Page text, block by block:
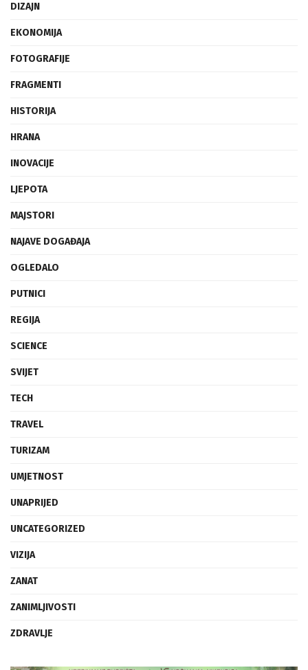
DIZAJN
EKONOMIJA
FOTOGRAFIJE
FRAGMENTI
HISTORIJA
HRANA
INOVACIJE
LJEPOTA
MAJSTORI
NAJAVE DOGAĐAJA
OGLEDALO
PUTNICI
REGIJA
SCIENCE
SVIJET
TECH
TRAVEL
TURIZAM
UMJETNOST
UNAPRIJED
UNCATEGORIZED
VIZIJA
ZANAT
ZANIMLJIVOSTI
ZDRAVLJE